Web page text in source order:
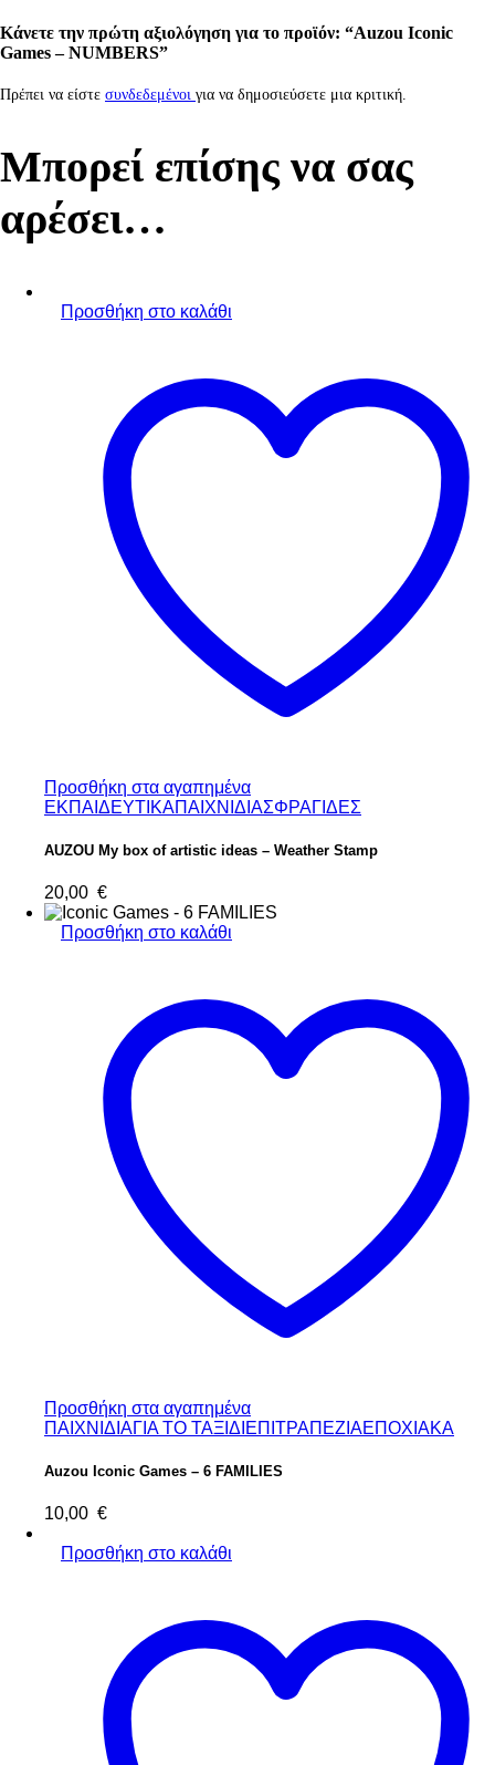
Κάνετε την πρώτη αξιολόγηση για το προϊόν: “Auzou Iconic
Games – NUMBERS”
Πρέπει να είστε συνδεδεμένοι για να δημοσιεύσετε μια κριτική.
Μπορεί επίσης να σας
αρέσει…
Προσθήκη στο καλάθι
Προσθήκη στα αγαπημένα
ΕΚΠΑΙΔΕΥΤΙΚΑΠΑΙΧΝΙΔΙΑΣΦΡΑΓΙΔΕΣ
AUZOU My box of artistic ideas – Weather Stamp
20,00 €
Προσθήκη στο καλάθι
Προσθήκη στα αγαπημένα
ΠΑΙΧΝΙΔΙΑΓΙΑ ΤΟ ΤΑΞΙΔΙ ΕΠΙΤΡΑΠΕΖΙΑΕΠΟΧΙΑΚΑ
Auzou Iconic Games – 6 FAMILIES
10,00 €
Προσθήκη στο καλάθι